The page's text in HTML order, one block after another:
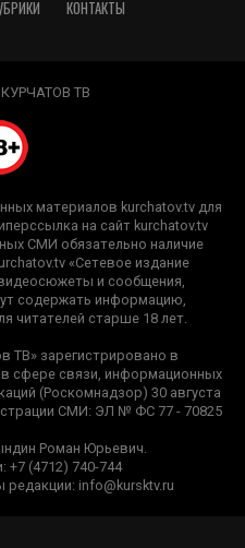
КОНТАКТЫ
КУРЧАТОВ ТВ
материалов kurchatov.tv для
на сайт kurchatov.tv
СМИ обязательно наличие
«Сетевое издание
и сообщения,
содержать информацию,
читателей старше 18 лет.
ТВ» зарегистрировано в
сфере связи, информационных
(Роскомнадзор) 30 августа
СМИ: ЭЛ № ФС 77 - 70825
Роман Юрьевич.
+7 (4712) 740-744
info@kursktv.ru